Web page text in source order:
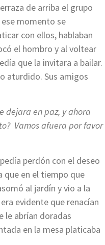
de arriba el grupo
ese momento se
con ellos, hablaban
el hombro y al voltear
que la invitara a bailar.
aturdido. Sus amigos
dejara en paz, y ahora
Vamos afuera por favor
perdón con el deseo
que en el tiempo que
al jardín y vio a la
evidente que renacían
le abrían doradas
en la mesa platicaba